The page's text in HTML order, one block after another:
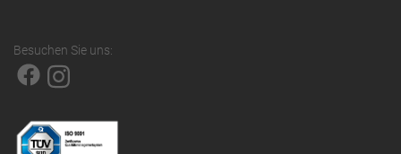
Besuchen Sie uns: